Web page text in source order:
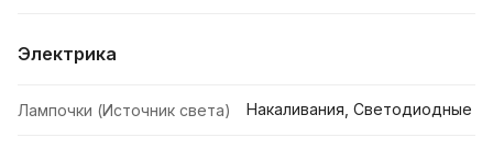
Электрика
Лампочки (Источник света) Накаливания, Светодиодные